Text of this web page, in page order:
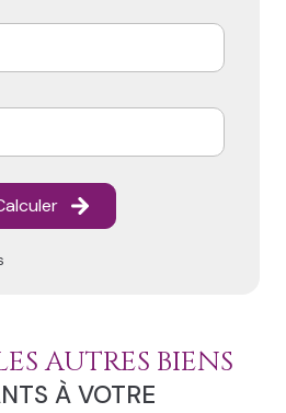
AUTRES BIENS
À VOTRE